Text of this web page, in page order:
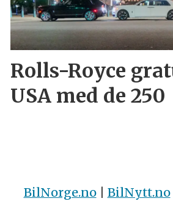
Rolls-Royce
USA med de 250
BilNorge.no| BilNytt.no|